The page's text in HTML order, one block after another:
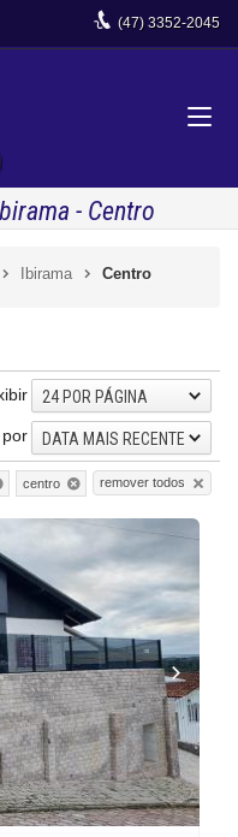
(47) 3352-2045
- Centro
Ibirama Centro
24 POR PÁGINA
DATA MAIS RECENTE
centro remover todos